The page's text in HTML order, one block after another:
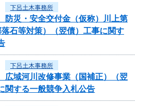
下呂土木事務所
防災・安全交付金（仮称）川上第
石等対策）（翌債）工事に関す
下呂土木事務所
広域河川改修事業（国補正）（翌
する一般競争入札公告